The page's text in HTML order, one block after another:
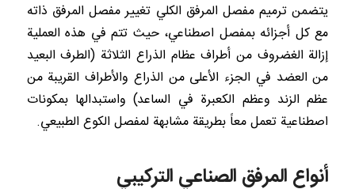
يتضمن ترميم مفصل المرفق الكلي تغيير مفصل المرفق ذاته
مع كل أجزائه بمفصل اصطناعي، حيث تتم في هذه العملية
إزالة الغضروف من أطراف عظام الذراع الثلاثة (الطرف البعيد
من العضد في الجزء الأعلى من الذراع والأطراف القريبة من
عظم الزند وعظم الكعبرة في الساعد) واستبدالها بمكونات
اصطناعية تعمل معاً بطريقة مشابهة لمفصل الكوع الطبيعي.
أنواع المرفق الصناعي التركيبي